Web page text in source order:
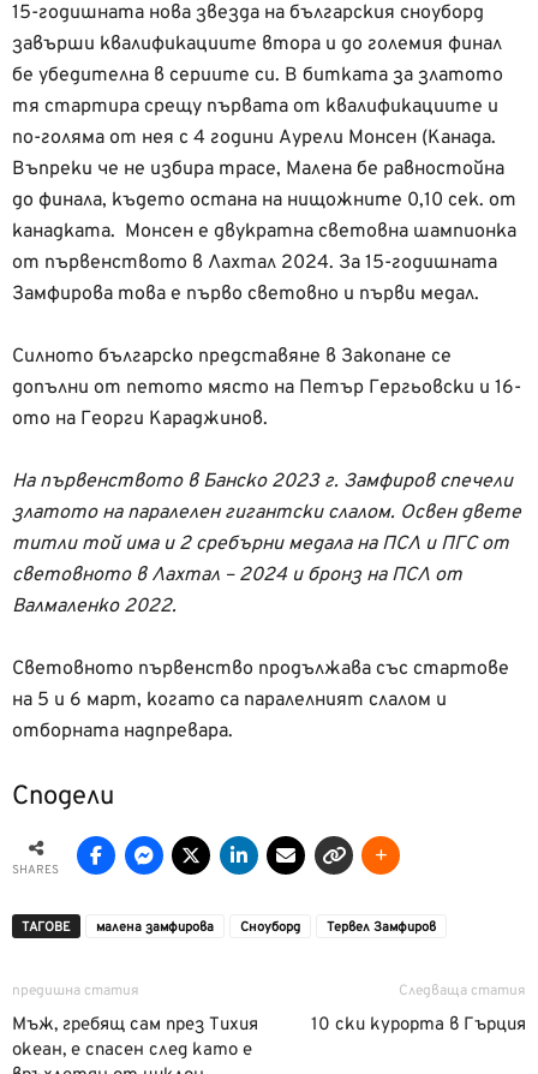
15-годишната нова звезда на българския сноуборд
завърши квалификациите втора и до големия финал
бе убедителна в сериите си. В битката за златото
тя стартира срещу първата от квалификациите и
по-голяма от нея с 4 години Аурели Монсен (Канада.
Въпреки че не избира трасе, Малена бе равностойна
до финала, където остана на нищожните 0,10 сек. от
канадката. Монсен е двукратна световна шампионка
от първенството в Лахтал 2024. За 15-годишната
Замфирова това е първо световно и първи медал.
Силното българско представяне в Закопане се
допълни от петото място на Петър Гергьовски и 16-
ото на Георги Караджинов.
На първенството в Банско 2023 г. Замфиров спечели
златото на паралелен гигантски слалом. Освен двете
титли той има и 2 сребърни медала на ПСЛ и ПГС от
световното в Лахтал – 2024 и бронз на ПСЛ от
Валмаленко 2022.
Световното първенство продължава със стартове
на 5 и 6 март, когато са паралелният слалом и
отборната надпревара.
Сподели
SHARES
ТАГОВЕ малена замфирова Сноуборд Тервел Замфиров
предишна статия
Мъж, гребящ сам през Тихия
океан, е спасен след като е
Следваща статия
10 ски курорта в Гърция